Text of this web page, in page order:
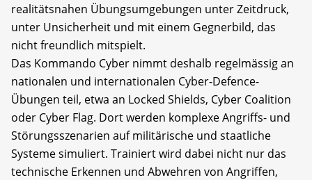
realitätsnahen Übungsumgebungen unter Zeitdruck,
unter Unsicherheit und mit einem Gegnerbild, das
nicht freundlich mitspielt.
Das Kommando Cyber nimmt deshalb regelmässig an
nationalen und internationalen Cyber-Defence-
Übungen teil, etwa an Locked Shields, Cyber Coalition
oder Cyber Flag. Dort werden komplexe Angriffs- und
Störungsszenarien auf militärische und staatliche
Systeme simuliert. Trainiert wird dabei nicht nur das
technische Erkennen und Abwehren von Angriffen,